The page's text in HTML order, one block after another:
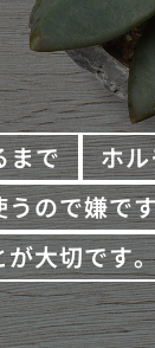
まで ホ
うので嫌で
が大切です